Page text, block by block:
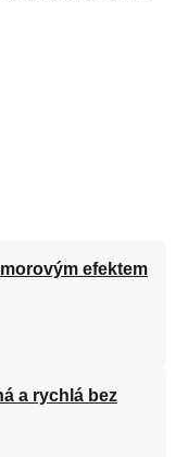
efektem
a rychlá bez